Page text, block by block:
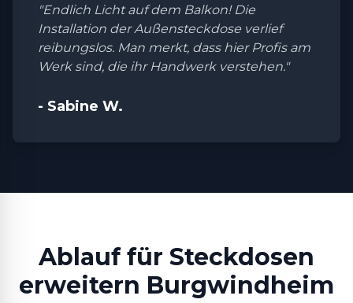
"Endlich Licht auf dem Balkon! Die
Installation der Außensteckdose verlief
reibungslos. Man merkt, dass hier Profis am
Werk sind, die ihr Handwerk verstehen."
- Sabine W.
Ablauf für Steckdosen
erweitern Burgwindheim